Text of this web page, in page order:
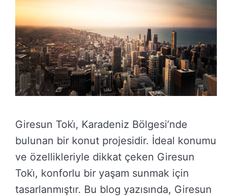
Giresun Toki̇, Karadeniz Bölgesi’nde
bulunan bir konut projesidir. İdeal konumu
ve özellikleriyle dikkat çeken Giresun
Toki̇, konforlu bir yaşam sunmak için
tasarlanmıştır. Bu blog yazısında, Giresun